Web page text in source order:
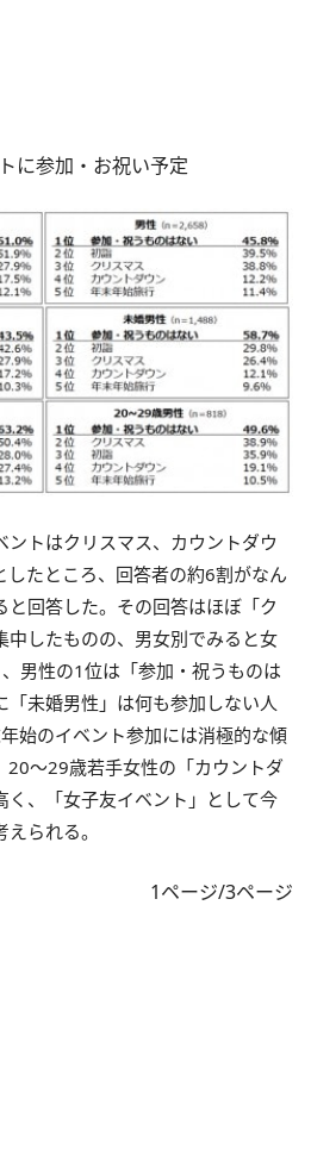
に参加・お祝い予定
ントはクリスマス、カウントダウ
したところ、回答者の約6割がなん
と回答した。その回答はほぼ「ク
中したものの、男女別でみると女
男性の1位は「参加・祝うものは
「未婚男性」は何も参加しない人
始のイベント参加には消極的な傾
20〜29歳若手女性の「カウントダ
く、「女子友イベント」として今
られる。
1ページ/3ページ